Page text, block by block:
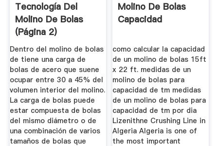
Tecnología Del
Molino De Bolas
(página 2)
Dentro del molino de bolas
de tiene una carga de
bolas de acero que suene
ocupar entre 30 a 45% del
volumen interior del molino.
La carga de bolas puede
estar compuesta de bolas
del mismo diámetro o de
una combinación de varios
tamaños de bolas que
Molino De Bolas
Capacidad
como calcular la capacidad
de un molino de bolas 15ft
x 22 ft. medidas de un
molino de bolas para
capacidad de tm medidas
de un molino de bolas para
capacidad de tm por dia
Lizenithne Crushing Line in
Algeria Algeria is one of
the most important